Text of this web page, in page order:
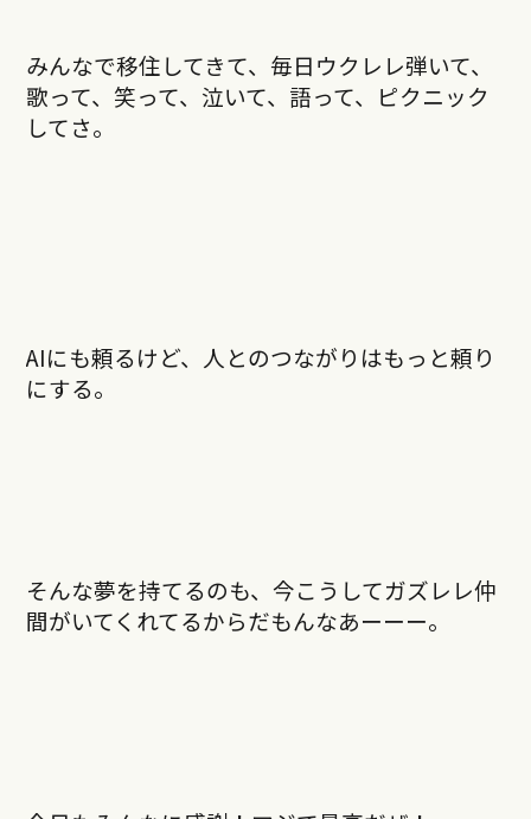
みんなで移住してきて、毎日ウクレレ弾いて、
歌って、笑って、泣いて、語って、ピクニック
してさ。
AIにも頼るけど、人とのつながりはもっと頼り
にする。
そんな夢を持てるのも、今こうしてガズレレ仲
間がいてくれてるからだもんなあーーー。